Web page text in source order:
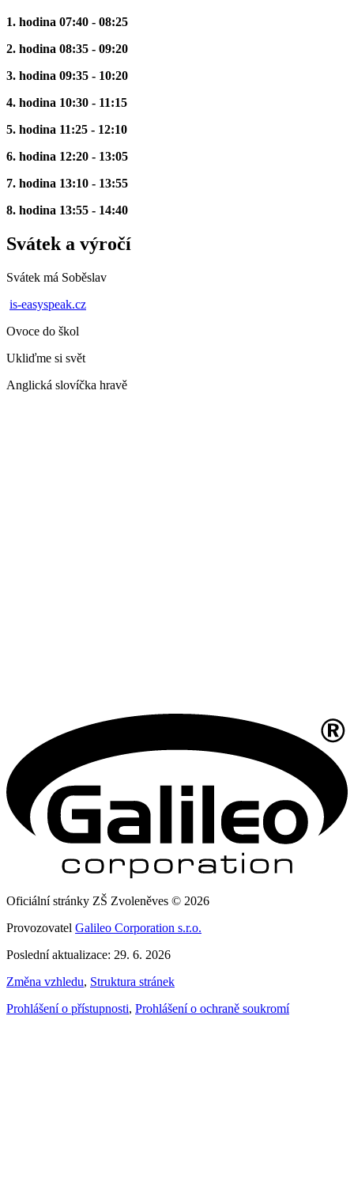
1. hodina 07:40 - 08:25
2. hodina 08:35 - 09:20
3. hodina 09:35 - 10:20
4. hodina 10:30 - 11:15
5. hodina 11:25 - 12:10
6. hodina 12:20 - 13:05
7. hodina 13:10 - 13:55
8. hodina 13:55 - 14:40
Svátek a výročí
Svátek má Soběslav
is-easyspeak.cz
Ovoce do škol
Ukliďme si svět
Anglická slovíčka hravě
Oficiální stránky ZŠ Zvoleněves © 2026
Provozovatel Galileo Corporation s.r.o.
Poslední aktualizace: 29. 6. 2026
Změna vzhledu, Struktura stránek
Prohlášení o přístupnosti, Prohlášení o ochraně soukromí